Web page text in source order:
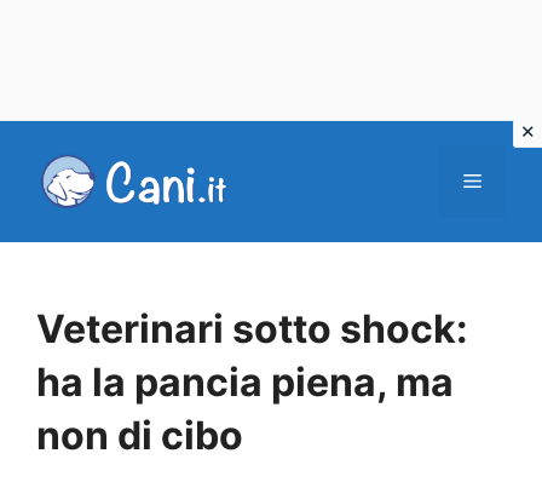
Menu
Veterinari sotto shock:
ha la pancia piena, ma
non di cibo